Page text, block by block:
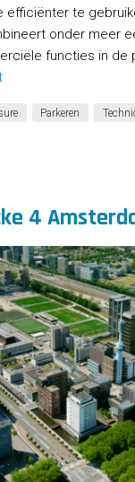
efficiënter te
onder meer
functies in de
Parkeren
4